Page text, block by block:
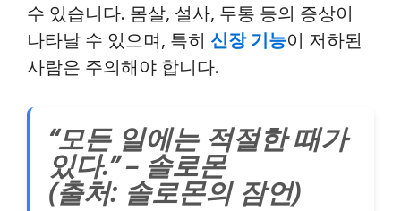
수 있습니다. 몸살, 설사, 두통 등의 증상이
나타날 수 있으며, 특히 신장 기능이 저하된
사람은 주의해야 합니다.
“모든 일에는 적절한 때가
있다.” – 솔로몬
(출처: 솔로몬의 잠언)